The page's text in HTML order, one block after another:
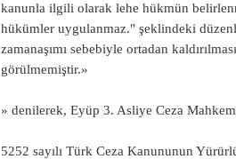
kanunla ilgili olarak lehe hükmün
hükümler uygulanmaz." şeklindeki
zamanaşımı sebebiyle ortadan
görülmemiştir.»
» denilerek, Eyüp 3. Asliye Ceza
5252 sayılı Türk Ceza Kanununun